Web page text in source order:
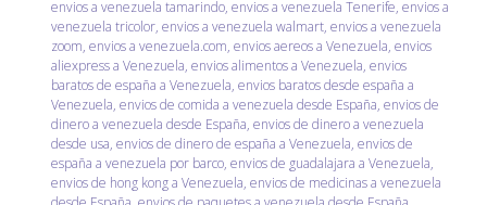
envios a venezuela tamarindo,envios a venezuela Tenerife,envios a
venezuela tricolor,envios a venezuela walmart,envios a venezuela
zoom,envios a venezuela.com,envios aereos a Venezuela,envios
aliexpress a Venezuela,envios alimentos a Venezuela,envios
baratos de españa a Venezuela,envios baratos desde españa a
Venezuela,envios de comida a venezuela desde España,envios de
dinero a venezuela desde España,envios de dinero a venezuela
desde usa,envios de dinero de españa a Venezuela,envios de
españa a venezuela por barco,envios de guadalajara a Venezuela,
envios de hong kong a Venezuela,envios de medicinas a venezuela